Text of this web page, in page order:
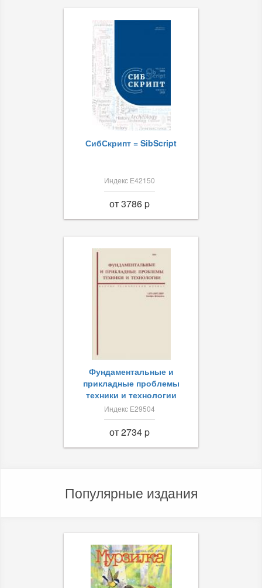
СибСкрипт = SibScript
Индекс Е42150
от 3786 p
Фундаментальные и
прикладные проблемы
техники и технологии
Индекс Е29504
от 2734 p
Популярные издания